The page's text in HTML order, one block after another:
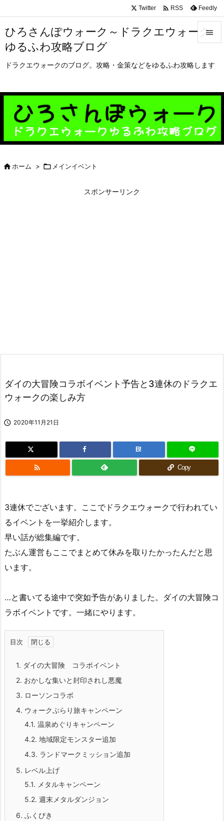
ひろさんぽウォーク～ドラクエウォーク
ゆるふわ攻略ブログ
ドラクエウォークのブログ。攻略・金策などをゆるふわ攻略します

メニュ

前へ

次へ
Twitter  RSS Feedly
ホーム >  メインイベント
スポンサーリンク
ダイの大冒険コラボイベント予告と3連休のドラクエ
ウォークの楽しみ方
 2020年11月21日
B!
 Copy
3連休でございます。ここでドラクエウォークで行われてい
るイベントを一挙紹介します。
早い話が総集編です。
たぶん運営もここでまとめて休みを取りたかったんだと思
います。
…と書いてる途中で突如予告がありました。ダイの大冒険コ
ラボイベントです。一緒にやります。
目次
1. ダイの大冒険 コラボイベント
2. おかしな集いと封印されし悪魔
3. ローソンコラボ
4. ウォークぶらり旅キャンペーン
4.1. 温泉めぐりキャンペーン
4.2. 地域限定モンスター追加
4.3. ランドマークミッション追加
5. レベル上げ
5.1. メタルキャンペーン
5.2. 週末メタルダンジョン
6. ふくびき